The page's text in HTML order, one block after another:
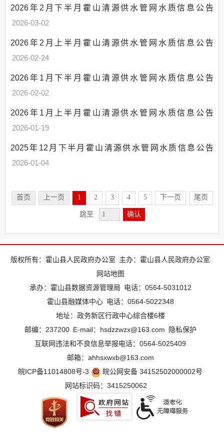
2026年2月下半月霍山清源供水管网水质信息公告
2026-03-02
2026年2月上半月霍山清源供水管网水质信息公告
2026-02-24
2026年1月下半月霍山清源供水管网水质信息公告
2026-02-02
2026年1月上半月霍山清源供水管网水质信息公告
2026-01-19
2025年12月下半月霍山清源供水管网水质信息公告
2026-01-04
首页 上一页 1 2 3 4 5 下一页 尾页
跳至 确认
版权所有：霍山县人民政府办公室 主办：霍山县人民政府办公室
网站地图
承办：霍山县数据资源管理局 电话：0564-5031012
霍山县融媒体中心 电话：0564-5022348
地址：政务新区行政中心综合楼6楼
邮编：237200 E-mail：hsdzzwzx@163.com
隐私保护
互联网违法和不良信息举报电话：0564-5025409
邮箱：ahhsxwxb@163.com
皖ICP备11014808号-3
皖公网安备 34152502000002号
网站标识码：3415250062